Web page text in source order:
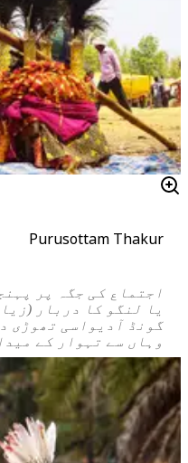
Purusottam Thakur
اجتماع کی جگہ پر
یا لنگو کا دربار
گونڈ آدیواسی تھوڑی
وہاں سے تہوار کے